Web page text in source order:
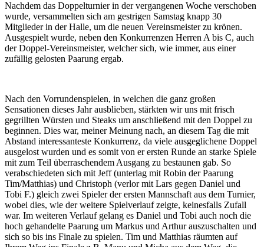
Nachdem das Doppelturnier in der vergangenen Woche verschoben
wurde, versammelten sich am gestrigen Samstag knapp 30
Mitglieder in der Halle, um die neuen Vereinsmeister zu krönen.
Ausgespielt wurde, neben den Konkurrenzen Herren A bis C, auch
der Doppel-Vereinsmeister, welcher sich, wie immer, aus einer
zufällig gelosten Paarung ergab.
Nach den Vorrundenspielen, in welchen die ganz großen
Sensationen dieses Jahr ausblieben, stärkten wir uns mit frisch
gegrillten Würsten und Steaks um anschließend mit den Doppel zu
beginnen. Dies war, meiner Meinung nach, an diesem Tag die mit
Abstand interessanteste Konkurrenz, da viele ausgeglichene Doppel
ausgelost wurden und es somit von er ersten Runde an starke Spiele
mit zum Teil überraschendem Ausgang zu bestaunen gab. So
verabschiedeten sich mit Jeff (unterlag mit Robin der Paarung
Tim/Matthias) und Christoph (verlor mit Lars gegen Daniel und
Tobi F.) gleich zwei Spieler der ersten Mannschaft aus dem Turnier,
wobei dies, wie der weitere Spielverlauf zeigte, keinesfalls Zufall
war. Im weiteren Verlauf gelang es Daniel und Tobi auch noch die
hoch gehandelte Paarung um Markus und Arthur auszuschalten und
sich so bis ins Finale zu spielen. Tim und Matthias räumten auf